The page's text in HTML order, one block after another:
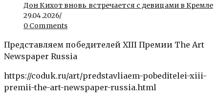
Дон Кихот вновь встречается с девицами в Кремле
29.04.2026/
0 Comments
Представляем победителей XIII Премии The Art
Newspaper Russia
https://coduk.ru/art/predstavliaem-pobeditelei-xiii-
premii-the-art-newspaper-russia.html